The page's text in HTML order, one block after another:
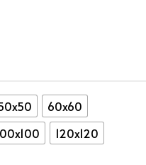
60x60
120x120